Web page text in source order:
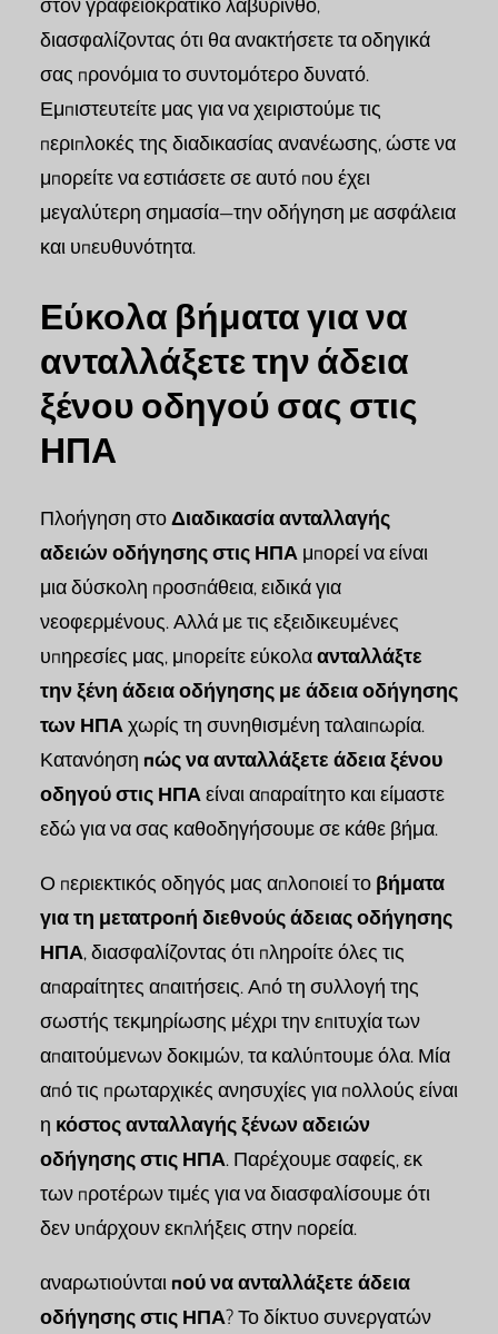
διασφαλίζοντας ότι θα ανακτήσετε τα οδηγικά
σας προνόμια το συντομότερο δυνατό.
Εμπιστευτείτε μας για να χειριστούμε τις
περιπλοκές της διαδικασίας ανανέωσης, ώστε να
μπορείτε να εστιάσετε σε αυτό που έχει
μεγαλύτερη σημασία—την οδήγηση με ασφάλεια
και υπευθυνότητα.
Εύκολα βήματα για να
ανταλλάξετε την άδεια
ξένου οδηγού σας στις
ΗΠΑ
Πλοήγηση στοΔιαδικασία ανταλλαγής
αδειών οδήγησης στις ΗΠΑ μπορεί να είναι
μια δύσκολη προσπάθεια, ειδικά για
νεοφερμένους. Αλλά με τις εξειδικευμένες
υπηρεσίες μας, μπορείτε εύκολαανταλλάξτε
την ξένη άδεια οδήγησης με άδεια οδήγησης
των ΗΠΑχωρίς τη συνηθισμένη ταλαιπωρία.
Κατανόηση πώς να ανταλλάξετε άδεια ξένου
οδηγού στις ΗΠΑείναι απαραίτητο και είμαστε
εδώ για να σας καθοδηγήσουμε σε κάθε βήμα.
Ο περιεκτικός οδηγός μας απλοποιεί το βήματα
για τη μετατροπή διεθνούς άδειας οδήγησης
ΗΠΑ, διασφαλίζοντας ότι πληροίτε όλες τις
απαραίτητες απαιτήσεις. Από τη συλλογή της
σωστής τεκμηρίωσης μέχρι την επιτυχία των
απαιτούμενων δοκιμών, τα καλύπτουμε όλα. Μία
από τις πρωταρχικές ανησυχίες για πολλούς είναι
η κόστος ανταλλαγής ξένων αδειών
οδήγησης στις ΗΠΑ. Παρέχουμε σαφείς, εκ
των προτέρων τιμές για να διασφαλίσουμε ότι
δεν υπάρχουν εκπλήξεις στην πορεία.
αναρωτιούνται πού να ανταλλάξετε άδεια
οδήγησης στις ΗΠΑ? Το δίκτυο συνεργατών